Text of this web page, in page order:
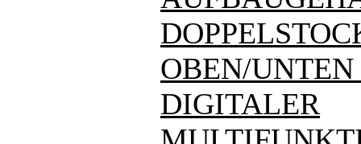
OBEN/UNTEN
DIGITALER